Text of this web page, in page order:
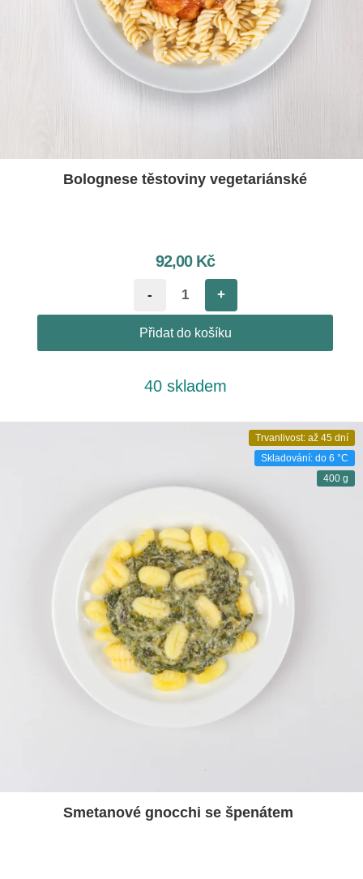
Bolognese těstoviny vegetariánské
92,00 Kč
- +
Přidat do košíku
40 skladem
Trvanlivost: až 45 dní
Skladování: do 6 °C
400 g
Smetanové gnocchi se špenátem